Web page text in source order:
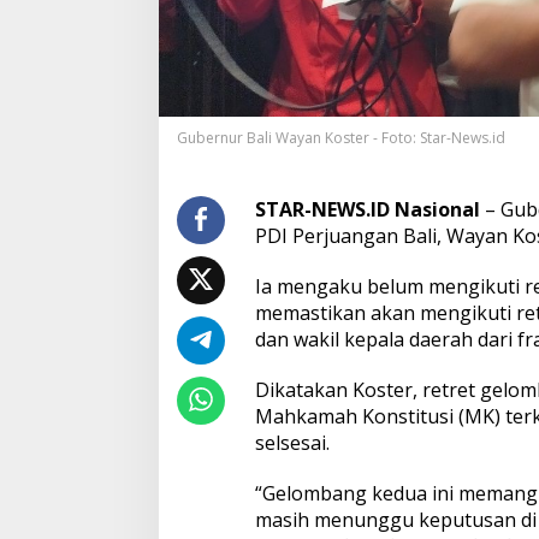
G
u
b
e
r
n
u
o
s
t
r
d
a
d
a
A
m
Gubernur Bali Wayan Koster - Foto: Star-News.id
STAR-NEWS.ID Nasional –
PDI Perjuangan Bali, Wayan
Ia mengaku belum mengikuti
memastikan akan mengikuti
dan wakil kepala daerah dari
Dikatakan Koster, retret
Mahkamah Konstitusi (MK)
selsesai.
“Gelombang kedua ini
masih menunggu keputusan